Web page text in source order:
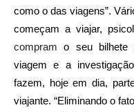
como o das viagens”.
começam a viajar,
compram o seu bilhete
viagem e a
fazem, hoje em dia,
viajante. “Eliminando o